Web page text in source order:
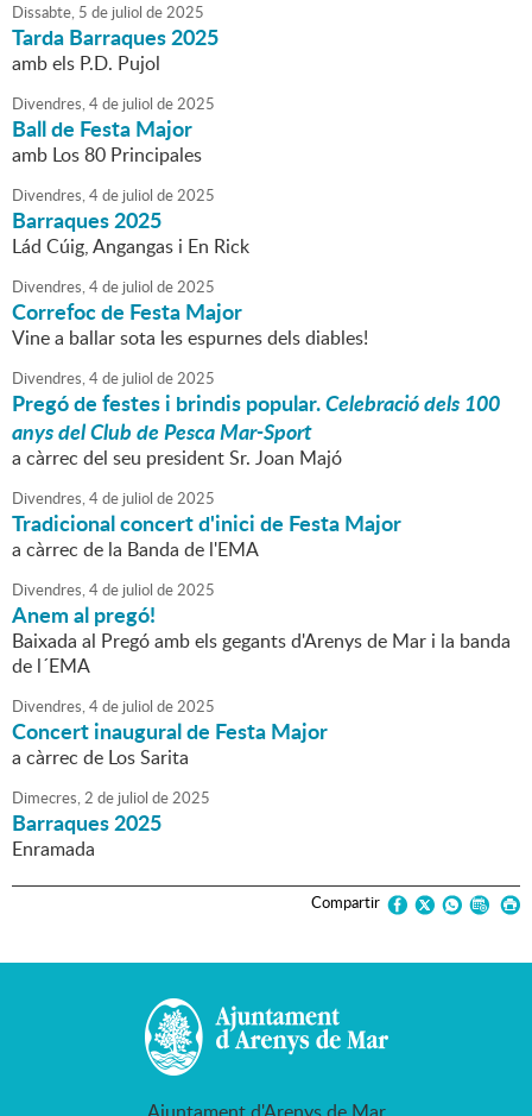
Dissabte, 5 de juliol de2025
Tarda Barraques 2025
amb els P.D. Pujol
Divendres,4de juliol de2025
Ball de Festa Major
amb Los 80 Principales
Divendres,4de juliol de2025
Barraques 2025
Lád Cúig, Angangas i En Rick
Divendres,4de juliol de2025
Correfoc de Festa Major
Vine a ballar sota les espurnes dels diables!
Divendres,4de juliol de2025
Pregó de festes i brindis popular.Celebració dels 100
anys del Club de Pesca Mar-Sport
a càrrec del seu president Sr. Joan Majó
Divendres,4de juliol de2025
Tradicional concert d'inici de Festa Major
a càrrec de la Banda de l'EMA
Divendres,4de juliol de2025
Anem al pregó!
Baixada al Pregó amb els gegants d'Arenys de Mar i la banda
de l´EMA
Divendres,4de juliol de2025
Concert inaugural de Festa Major
a càrrec de Los Sarita
Dimecres,2 de juliol de2025
Barraques 2025
Enramada
Compartir